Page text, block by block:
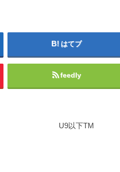
はてブ
feedly
U9以下TM